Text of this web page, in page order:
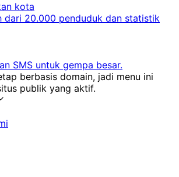
kota
dari 20.000 penduduk dan statistik
SMS untuk gempa besar.
berbasis domain, jadi menu ini
publik yang aktif.